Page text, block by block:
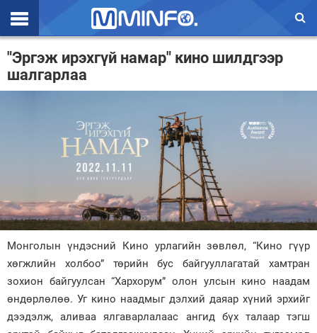
Эхлэл
Цаг агаар
Спорт
Нийгэм
Дэлхий
"Эргэж ирэхгүй намар" кино шилдгээр
шалгарлаа
Монголын үндэсний Кино урлагийн зөвлөл, “Кино гүүр
хөгжлийн холбоо” төрийн бус байгууллагатай хамтран
зохион байгуулсан “Хархорум” олон улсын кино наадам
өндөрлөлөө. Уг кино наадмыг дэлхий даяар хүний эрхийг
дээдэлж, аливаа ялгаварлалаас ангид бүх талаар тэгш